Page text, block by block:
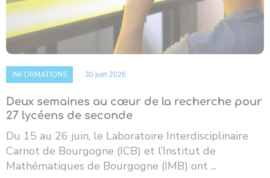
INFORMATIONS 30 juin 2026
Deux semaines au cœur de la recherche pour
27 lycéens de seconde
Du 15 au 26 juin, le Laboratoire Interdisciplinaire
Carnot de Bourgogne (ICB) et l’Institut de
Mathématiques de Bourgogne (IMB) ont ...